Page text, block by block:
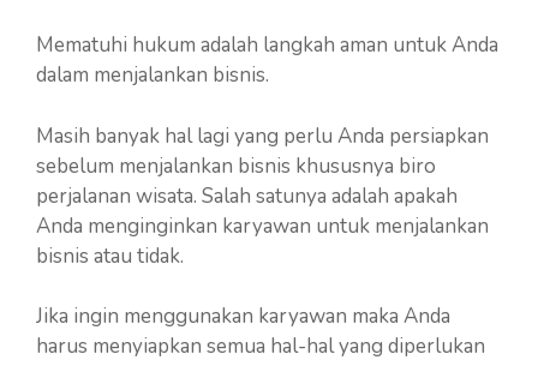
Mematuhi hukum adalah langkah aman untuk Anda
dalam menjalankan bisnis.
Masih banyak hal lagi yang perlu Anda persiapkan
sebelum menjalankan bisnis khususnya biro
perjalanan wisata. Salah satunya adalah apakah
Anda menginginkan karyawan untuk menjalankan
bisnis atau tidak.
Jika ingin menggunakan karyawan maka Anda
harus menyiapkan semua hal-hal yang diperlukan